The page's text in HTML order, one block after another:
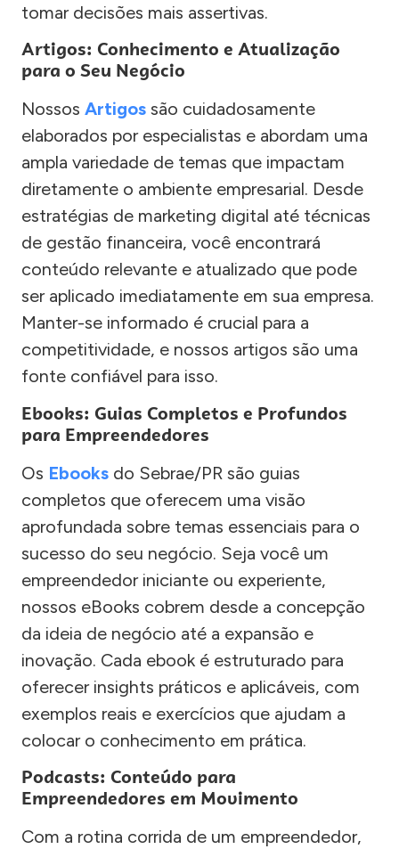
tomar decisões mais assertivas.
Artigos: Conhecimento e Atualização
para o Seu Negócio
Nossos Artigos são cuidadosamente
elaborados por especialistas e abordam uma
ampla variedade de temas que impactam
diretamente o ambiente empresarial. Desde
estratégias de marketing digital até técnicas
de gestão financeira, você encontrará
conteúdo relevante e atualizado que pode
ser aplicado imediatamente em sua empresa.
Manter-se informado é crucial para a
competitividade, e nossos artigos são uma
fonte confiável para isso.
Ebooks: Guias Completos e Profundos
para Empreendedores
Os Ebooks do Sebrae/PR são guias
completos que oferecem uma visão
aprofundada sobre temas essenciais para o
sucesso do seu negócio. Seja você um
empreendedor iniciante ou experiente,
nossos eBooks cobrem desde a concepção
da ideia de negócio até a expansão e
inovação. Cada ebook é estruturado para
oferecer insights práticos e aplicáveis, com
exemplos reais e exercícios que ajudam a
colocar o conhecimento em prática.
Podcasts: Conteúdo para
Empreendedores em Movimento
Com a rotina corrida de um empreendedor,